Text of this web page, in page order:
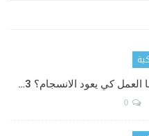
كي يعود الانسجام؟ 3…
0